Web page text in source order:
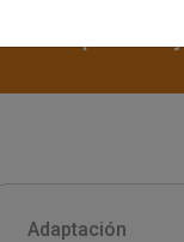
Adaptación